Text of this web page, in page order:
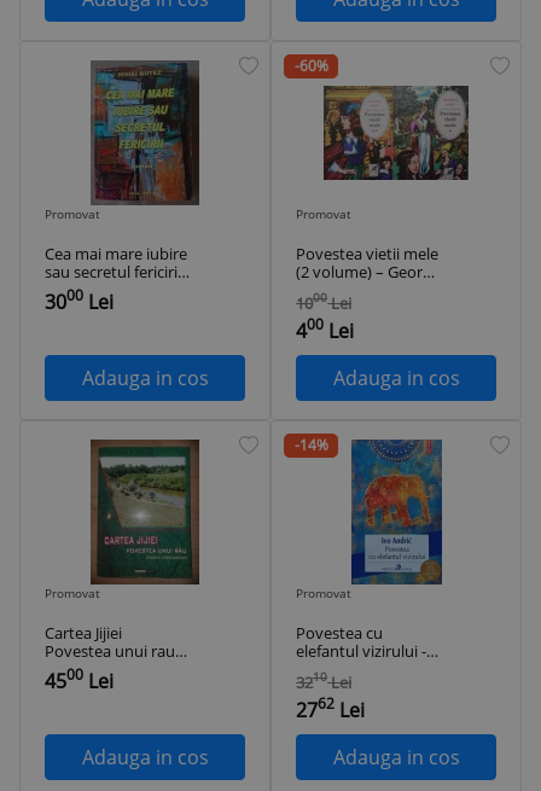
Promovat
Cea mai mare iubire
sau secretul fericirii-
Mihai Botez
3000 Lei
Adauga in cos
-60%
Promovat
Povestea vietii mele
(2 volume) – George
Sand
1000 Lei
400 Lei
Adauga in cos
Promovat
Cartea Jijiei
Povestea unui rau-
Adrian Neculau
4500 Lei
Adauga in cos
-14%
Promovat
Povestea cu
elefantul vizirului -
2020 - Ivo Andric
(@F25)
3210 Lei
2762 Lei
Adauga in cos